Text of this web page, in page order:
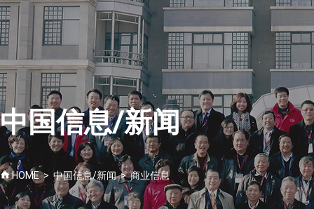
中国政经文化研究院
研究/学术
韩中未来领头人论坛
咨询
中国信息/新闻
研究院消息
CHN
CHN
KOR
中国信息/新闻
HOME > 中国信息/新闻 > 商业信息